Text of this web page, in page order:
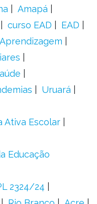
Amapá
curso EAD
EAD
Uruará
Ativa Escolar
Educação
2324/24